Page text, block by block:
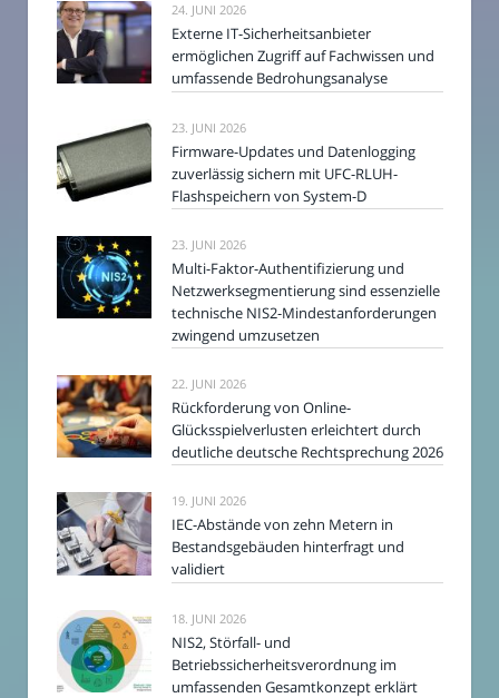
24. JUNI 2026
Externe IT-Sicherheitsanbieter
ermöglichen Zugriff auf Fachwissen und
umfassende Bedrohungsanalyse
23. JUNI 2026
Firmware-Updates und Datenlogging
zuverlässig sichern mit UFC-RLUH-
Flashspeichern von System-D
23. JUNI 2026
Multi-Faktor-Authentifizierung und
Netzwerksegmentierung sind essenzielle
technische NIS2-Mindestanforderungen
zwingend umzusetzen
22. JUNI 2026
Rückforderung von Online-
Glücksspielverlusten erleichtert durch
deutliche deutsche Rechtsprechung 2026
19. JUNI 2026
IEC-Abstände von zehn Metern in
Bestandsgebäuden hinterfragt und
validiert
18. JUNI 2026
NIS2, Störfall- und
Betriebssicherheitsverordnung im
umfassenden Gesamtkonzept erklärt